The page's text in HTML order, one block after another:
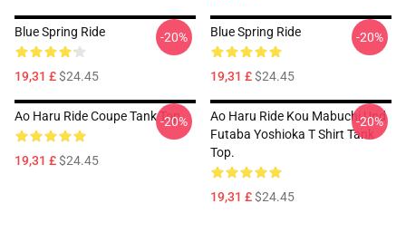
Blue Spring Ride
19,31 £$24.45
-20% Blue Spring Ride
19,31 £$24.45
-20%
Ao Haru Ride Coupe Tank Top
19,31 £$24.45
-20%
Ao Haru Ride Kou Mabuchi Und
Futaba Yoshioka T Shirt Tank
Top.
19,31 £$24.45
-20%